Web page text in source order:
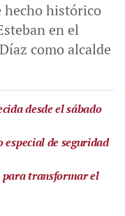
hecho histórico
en el
como alcalde
desde el sábado
de seguridad
para transformar el